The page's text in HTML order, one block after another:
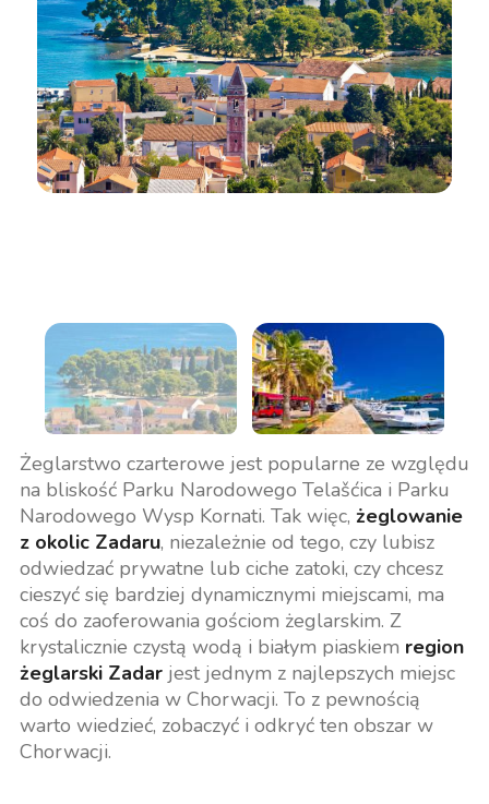
Żeglarstwo czarterowe jest popularne ze względu
na bliskość Parku Narodowego Telašćica i Parku
Narodowego Wysp Kornati. Tak więc, żeglowanie
z okolic Zadaru, niezależnie od tego, czy lubisz
odwiedzać prywatne lub ciche zatoki, czy chcesz
cieszyć się bardziej dynamicznymi miejscami, ma
coś do zaoferowania gościom żeglarskim. Z
krystalicznie czystą wodą i białym piaskiem region
żeglarski Zadarjest jednym z najlepszych miejsc
do odwiedzenia w Chorwacji. To z pewnością
warto wiedzieć, zobaczyć i odkryć ten obszar w
Chorwacji.